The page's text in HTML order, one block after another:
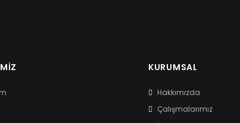
KURUMSAL
Hakkımızda
Çalışmalarımız